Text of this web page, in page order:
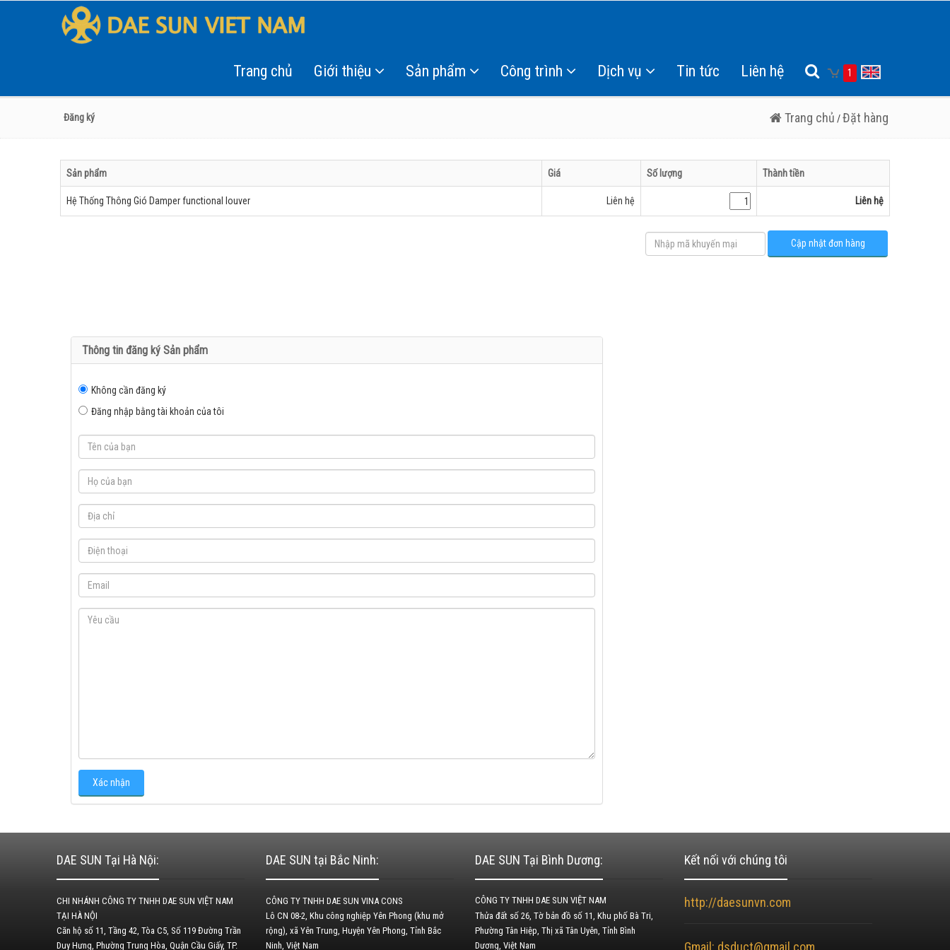
Trang chủ Giới thiệu Sản phẩm Công trình Dịch vụ Tin tức Liên hệ 1
Đăng ký Trang chủ /Đặt hàng
Sản phẩm Giá Số lượng Thành tiền
Hệ Thống Thông Gió Damper functional louver Liên hệ Liên hệ
Thông tin đăng ký Sản phẩm
Không cần đăng ký
Đăng nhập bằng tài khoản của tôi
DAE SUN Tại Hà Nội:
CHI NHÁNH CÔNG TY TNHH DAE SUN VIỆT NAM
TẠI HÀ NỘI
Căn hộ số 11, Tầng 42, Tòa C5, Số 119 Đường Trần
Duy Hưng, Phường Trung Hòa, Quận Cầu Giấy, TP.
DAE SUN tại Bắc Ninh:
CÔNG TY TNHH DAE SUN VINA CONS
Lô CN 08-2, Khu công nghiệp Yên Phong (khu mở
rộng), xã Yên Trung, Huyện Yên Phong, Tỉnh Bắc
Ninh, Việt Nam
DAE SUN Tại Bình Dương:
CÔNG TY TNHH DAE SUN VIỆT NAM
Thửa đất số 26, Tờ bản đồ số 11, Khu phố Bà Tri,
Phường Tân Hiệp, Thị xã Tân Uyên, Tỉnh Bình
Dương, Việt Nam
Kết nối với chúng tôi
http://daesunvn.com
Gmail: dsduct@gmail.com